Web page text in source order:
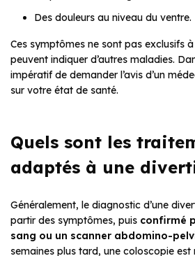
Des douleurs au niveau du ventre.
Ces symptômes ne sont pas exclusifs
peuvent indiquer d’autres maladies.
impératif de demander l’avis d’un
sur votre état de santé.
Quels sont les
adaptés à une
Généralement, le diagnostic d’une
partir des symptômes, puis confirmé
sang ou un scanner abdomino-
semaines plus tard, une coloscopie est